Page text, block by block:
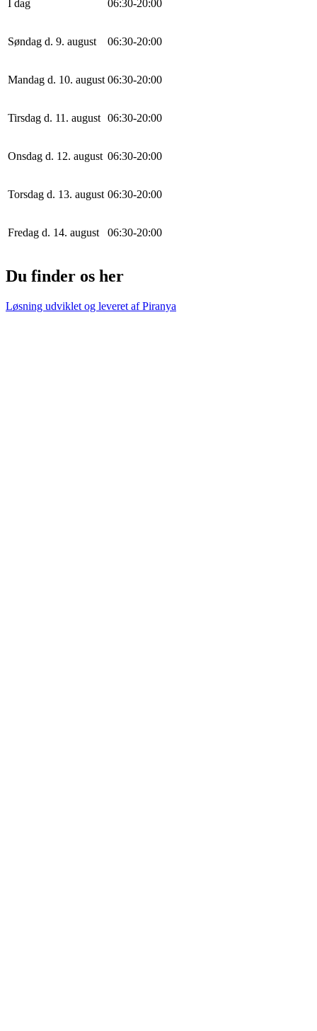
I dag 06:30-20:00
Søndag d. 9. august 06:30-20:00
Mandag d. 10. august 06:30-20:00
Tirsdag d. 11. august 06:30-20:00
Onsdag d. 12. august 06:30-20:00
Torsdag d. 13. august 06:30-20:00
Fredag d. 14. august 06:30-20:00
Du finder os her
Løsning udviklet og leveret afPiranya